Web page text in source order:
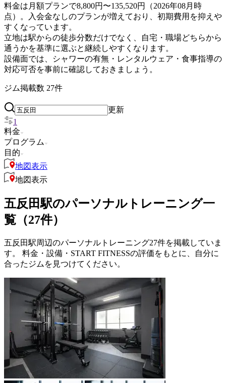
料金は月額プランで8,800円〜135,520円（2026年08月時
点）。入会金なしのプランが増えており、初期費用を抑えや
すくなっています。
立地は駅からの徒歩分数だけでなく、自宅・職場どちらから
通うかを基準に選ぶと継続しやすくなります。
設備面では、シャワーの有無・レンタルウェア・食事指導の
対応可否を事前に確認しておきましょう。
ジム掲載数 27件
更新
1
料金
プログラム
目的
地図表示
地図表示
五反田駅のパーソナルトレーニング一
覧（27件）
五反田駅周辺のパーソナルトレーニング27件を掲載していま
す。 料金・設備・START FITNESSの評価をもとに、自分に
合ったジムを見つけてください。